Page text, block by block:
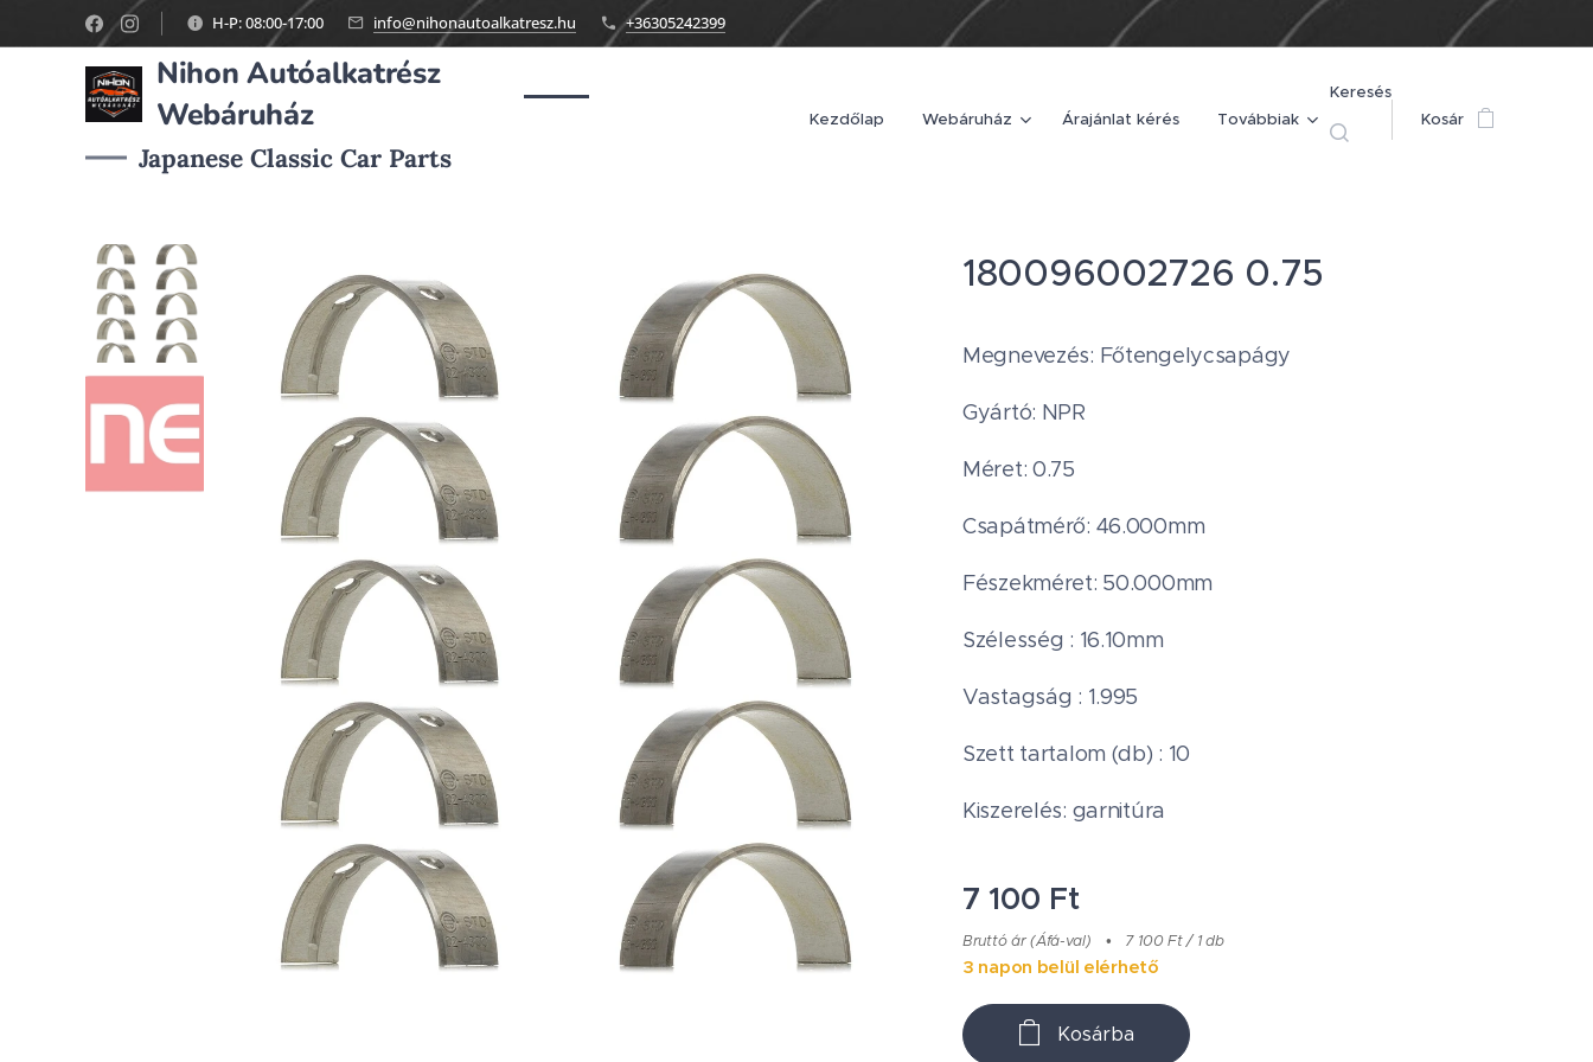
H-P: 08:00-17:00 info@nihonautoalkatresz.hu +36305242399
Nihon Autóalkatrész
Webáruház
Japanese Classic Car Parts
Kezdőlap Webáruház Árajánlat kérés Továbbiak
Keresés
Kosár
180096002726 0.75
Megnevezés: Főtengelycsapágy
Gyártó: NPR
Méret: 0.75
Csapátmérő: 46.000mm
Fészekméret: 50.000mm
Szélesség : 16.10mm
Vastagság : 1.995
Szett tartalom (db) : 10
Kiszerelés: garnitúra
7 100 Ft
Bruttó ár (Áfá-val) 7 100 Ft / 1 db
3 napon belül elérhető
Kosárba